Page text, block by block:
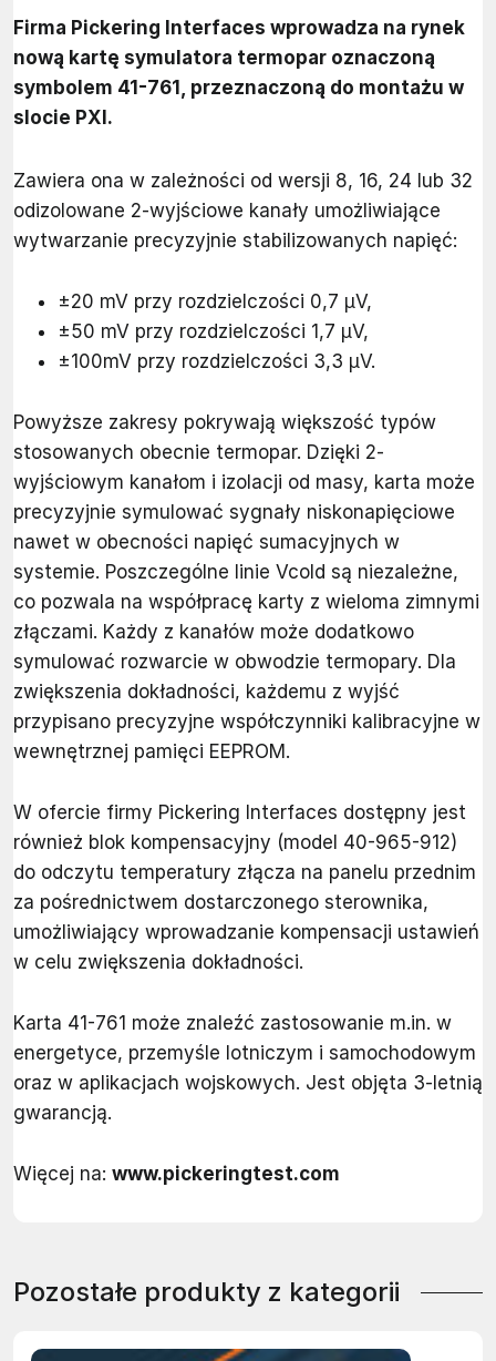
Firma Pickering Interfaces wprowadza na rynek
nową kartę symulatora termopar oznaczoną
symbolem 41-761, przeznaczoną do montażu w
slocie PXI.
Zawiera ona w zależności od wersji 8, 16, 24 lub 32
odizolowane 2-wyjściowe kanały umożliwiające
wytwarzanie precyzyjnie stabilizowanych napięć:
±20 mV przy rozdzielczości 0,7 µV,
±50 mV przy rozdzielczości 1,7 µV,
±100mV przy rozdzielczości 3,3 µV.
Powyższe zakresy pokrywają większość typów
stosowanych obecnie termopar. Dzięki 2-
wyjściowym kanałom i izolacji od masy, karta może
precyzyjnie symulować sygnały niskonapięciowe
nawet w obecności napięć sumacyjnych w
systemie. Poszczególne linie Vcold są niezależne,
co pozwala na współpracę karty z wieloma zimnymi
złączami. Każdy z kanałów może dodatkowo
symulować rozwarcie w obwodzie termopary. Dla
zwiększenia dokładności, każdemu z wyjść
przypisano precyzyjne współczynniki kalibracyjne w
wewnętrznej pamięci EEPROM.
W ofercie firmy Pickering Interfaces dostępny jest
również blok kompensacyjny (model 40-965-912)
do odczytu temperatury złącza na panelu przednim
za pośrednictwem dostarczonego sterownika,
umożliwiający wprowadzanie kompensacji ustawień
w celu zwiększenia dokładności.
Karta 41-761 może znaleźć zastosowanie m.in. w
energetyce, przemyśle lotniczym i samochodowym
oraz w aplikacjach wojskowych. Jest objęta 3-letnią
gwarancją.
Więcej na: www.pickeringtest.com
Pozostałe produkty z kategorii